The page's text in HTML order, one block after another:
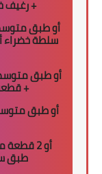
+ رغيف
أو طبق
سلطة خضراء
أو طبق
+
أو طبق
أو 2
طبق